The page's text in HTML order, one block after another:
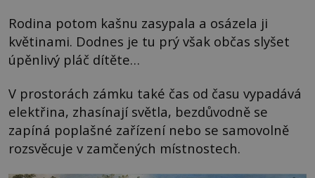
Rodina potom kašnu zasypala a osázela ji
květinami. Dodnes je tu prý však občas slyšet
úpěnlivý pláč dítěte…
V prostorách zámku také čas od času vypadává
elektřina, zhasínají světla, bezdůvodně se
zapíná poplašné zařízení nebo se samovolně
rozsvěcuje v zamčených místnostech.